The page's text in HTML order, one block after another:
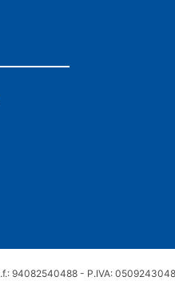
94082540488 - P.IVA: